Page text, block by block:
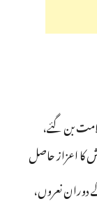
بن گئے،
کا اعزاز حاصل
نعروں،